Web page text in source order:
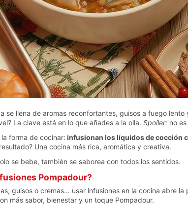
se llena de aromas reconfortantes, guisos a fuego
La clave está en lo que añades a la olla. Spoiler: no
forma de cocinar: infusionan los líquidos de cocción
Una cocina más rica, aromática y creativa.
se bebe, también se saborea con todos los sentidos.
Pompadour?
guisos o cremas… usar infusiones en la cocina abre
más sabor, bienestar y un toque Pompadour.